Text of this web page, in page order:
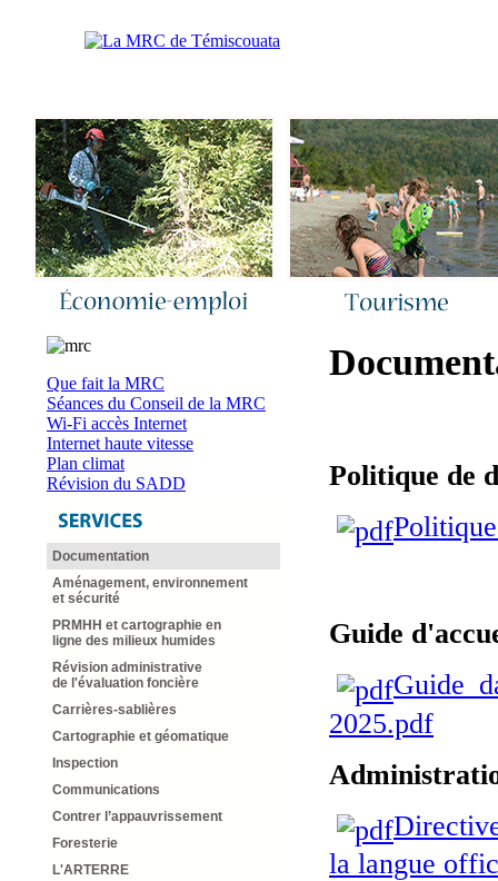
Que fait la MRC
Séances du Conseil de la MRC
Wi-Fi accès Internet
Internet haute vitesse
Plan climat
Révision du SADD
Documentation
Aménagement, environnement
et sécurité
PRMHH et cartographie en
ligne des milieux humides
Révision administrative
de l'évaluation foncière
Carrières-sablières
Cartographie et géomatique
Inspection
Communications
Contrer l’appauvrissement
Foresterie
L'ARTERRE
Politique de
Guide
2025.pdf
la langue